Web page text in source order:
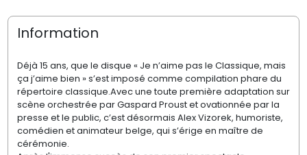
Information
Déjà 15 ans, que le disque « Je n’aime pas le Classique, mais
ça j’aime bien » s’est imposé comme compilation phare du
répertoire classique.Avec une toute première adaptation sur
scène orchestrée par Gaspard Proust et ovationnée par la
presse et le public, c’est désormais Alex Vizorek, humoriste,
comédien et animateur belge, qui s’érige en maître de
cérémonie.